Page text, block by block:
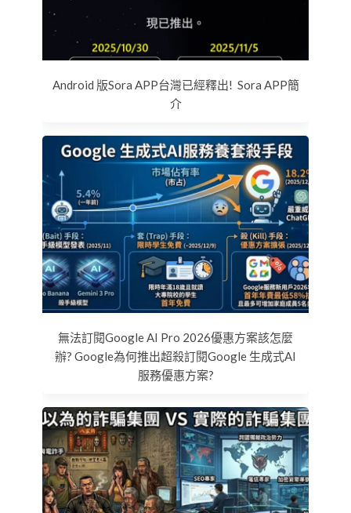
Android 版Sora APP台灣已經釋出! Sora APP簡
介
無法訂閱Google AI Pro 2026優惠方案該怎麼
辦? Google為何推出超殺訂閱Google 生成式AI
服務優惠方案?